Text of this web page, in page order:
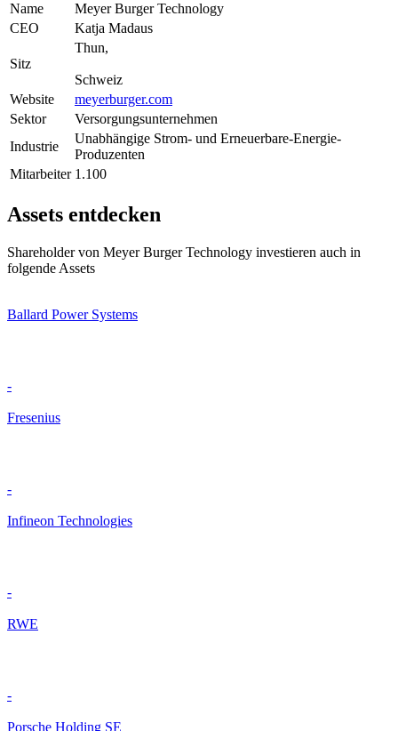
Name
Meyer Burger Technology
CEO
Katja Madaus
Sitz
Thun,
Schweiz
Website
meyerburger.com
Sektor
Versorgungsunternehmen
Industrie
Unabhängige Strom- und Erneuerbare-Energie-
Produzenten
Mitarbeiter 1.100
Assets entdecken
Shareholder von Meyer Burger Technology investieren auch in
folgende Assets
Ballard Power Systems
-
Fresenius
-
Infineon Technologies
-
RWE
-
Porsche Holding SE